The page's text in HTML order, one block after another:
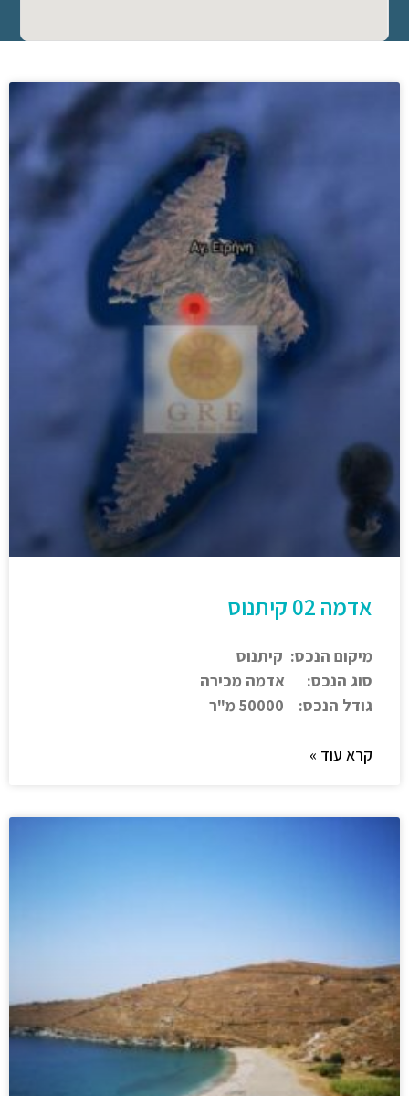
אדמה 02 קיתנוס
מיקום הנכס: קיתנוס
סוג הנכס: אדמה מכירה
גודל הנכס: 50000 מ"ר
קרא עוד »